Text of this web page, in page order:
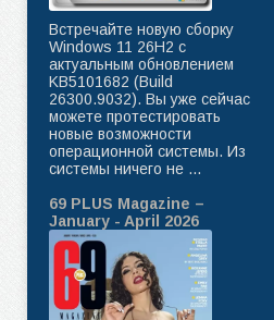
Встречайте новую сборку
Windows 11 26H2 с
актуальным обновлением
KB5101682 (Build
26300.9032). Вы уже сейчас
можете протестировать
новые возможности
операционной системы. Из
системы ничего не ...
69 PLUS Magazine –
January - April 2026